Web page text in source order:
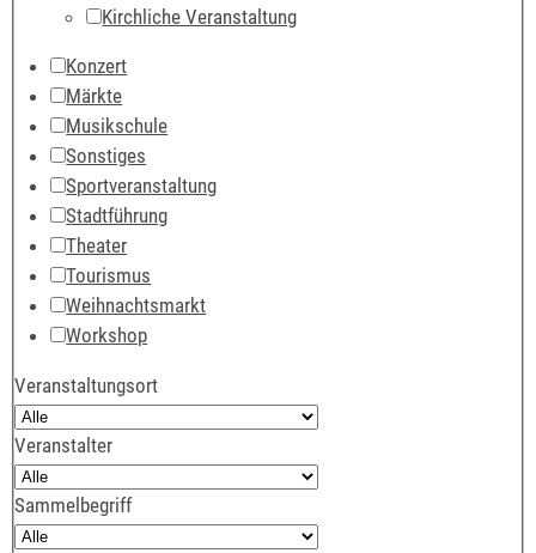
Kirchliche Veranstaltung
Konzert
Märkte
Musikschule
Sonstiges
Sportveranstaltung
Stadtführung
Theater
Tourismus
Weihnachtsmarkt
Workshop
Veranstaltungsort
Veranstalter
Sammelbegriff